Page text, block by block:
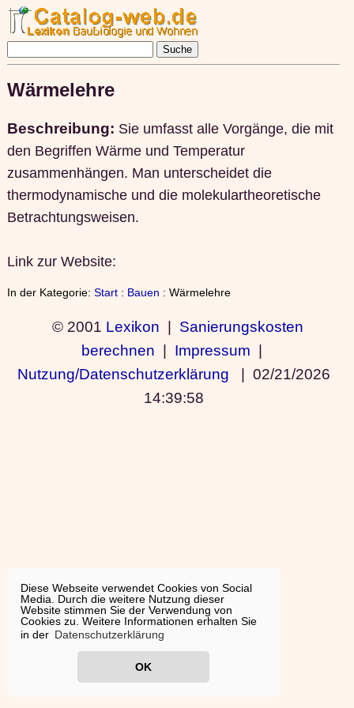
Diese Webseite verwendet Cookies von Social
Media. Durch die weitere Nutzung dieser
Website stimmen Sie der Verwendung von
Cookies zu. Weitere Informationen erhalten Sie
in der Datenschutzerklärung
OK
Wärmelehre
Beschreibung: Sie umfasst alle Vorgänge, die mit
den Begriffen Wärme und Temperatur
zusammenhängen. Man unterscheidet die
thermodynamische und die molekulartheoretische
Betrachtungsweisen.
Link zur Website:
In der Kategorie: Start: Bauen : Wärmelehre
© 2001 Lexikon | Sanierungskosten
berechnen | Impressum |
Nutzung/Datenschutzerklärung | 02/21/2026
14:39:58